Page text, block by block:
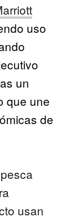
uso
un
que une
de
usan